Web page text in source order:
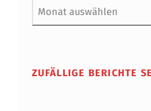
ZUFÄLLIGE BERICHTE